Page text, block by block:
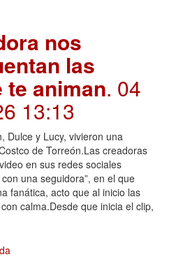
nos
las
te animan. 04
13:13
Dulce y Lucy, vivieron una
de Torreón.Las creadoras
en sus redes sociales
una seguidora”, en el que
fanática, acto que al inicio las
calma.Desde que inicia el clip,